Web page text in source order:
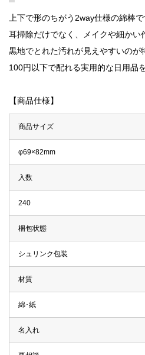
上下で形のちがう2way仕様の綿棒で
耳掃除だけでなく、メイクや細かい
黒地でとれた汚れが見えやすいのが
100円以下で配れる実用的な日用品
【商品仕様】
商品サイズ
φ69×82mm
入数
240
梱包状態
シュリンク包装
材質
綿･紙
名入れ